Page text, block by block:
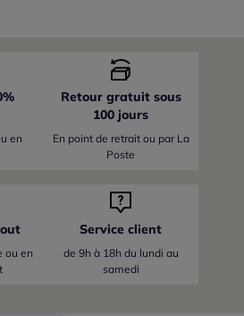
en
Retour gratuit sous
100 jours
En point de retrait ou par La
Poste
ou en
Service client
de 9h à 18h du lundi au
samedi